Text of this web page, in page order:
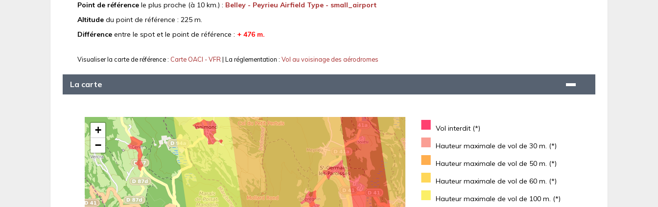
Point de référence le plus proche (à 10 km.) : Belley - Peyrieu Airfield Type - small_airport
Altitude du point de référence : 225 m.
Différence entre le spot et le point de référence : + 476 m.
Visualiser la carte de référence : Carte OACI - VFR| La réglementation : Vol au voisinage des aérodromes
La carte
■ Vol interdit (*)
■ Hauteur maximale de vol de 30 m. (*)
■ Hauteur maximale de vol de 50 m. (*)
■ Hauteur maximale de vol de 60 m. (*)
■ Hauteur maximale de vol de 100 m. (*)